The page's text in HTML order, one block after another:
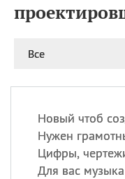
Все
Новый чтоб
Нужен
Цифры,
Для вас